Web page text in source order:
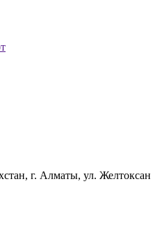
г. Алматы, ул. Желтоксан